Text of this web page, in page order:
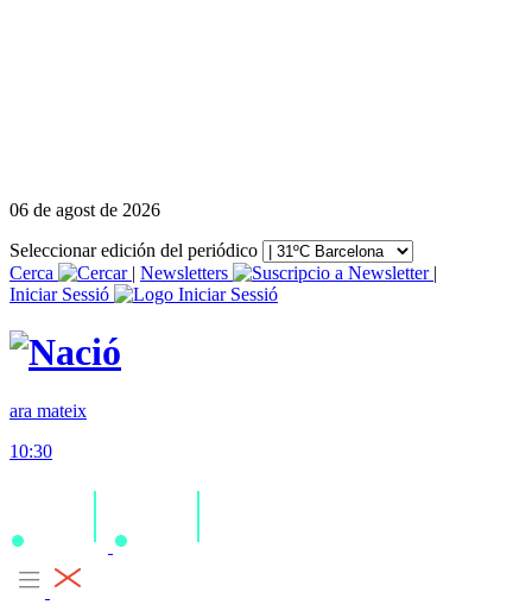
06 de agost de 2026
Seleccionar edición del periódico
Cerca
| Newsletters
|
Iniciar Sessió
ara mateix
10:30